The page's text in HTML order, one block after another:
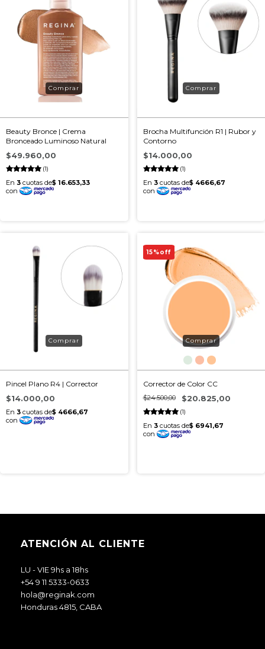
Beauty Bronce | Crema
Bronceado Luminoso Natural
(1)
$49.960,00
Brocha Multifunción R1 | Rubor y
Contorno
(1)
$14.000,00
Pincel Plano R4 | Corrector
$14.000,00
15%off
Corrector de Color CC
(1)
$24.500,00 $20.825,00
ATENCIÓN AL CLIENTE
LU - VIE 9hs a 18hs
+54 9 11 5333-0633
hola@reginak.com
Honduras 4815, CABA